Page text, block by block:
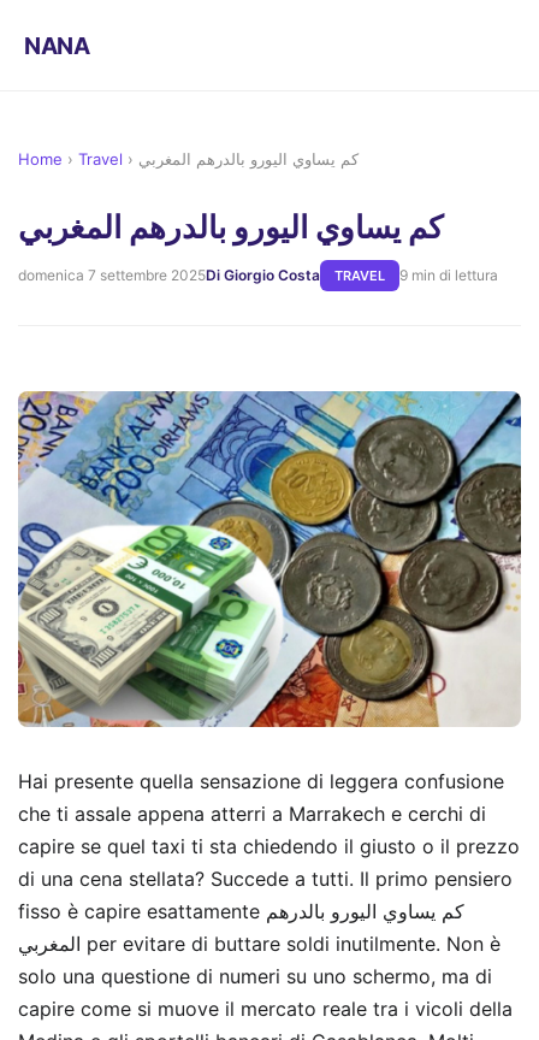
NANA
Home › Travel › كم يساوي اليورو بالدرهم المغربي
كم يساوي اليورو بالدرهم المغربي
domenica 7 settembre 2025Di Giorgio Costa TRAVEL 9 min di lettura
Hai presente quella sensazione di leggera confusione
che ti assale appena atterri a Marrakech e cerchi di
capire se quel taxi ti sta chiedendo il giusto o il prezzo
di una cena stellata? Succede a tutti. Il primo pensiero
fisso è capire esattamente كم يساوي اليورو بالدرهم
المغربي per evitare di buttare soldi inutilmente. Non è
solo una questione di numeri su uno schermo, ma di
capire come si muove il mercato reale tra i vicoli della